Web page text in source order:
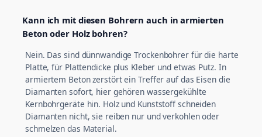
Kann ich mit diesen Bohrern auch in armierten
Beton oder Holz bohren?
Nein. Das sind dünnwandige Trockenbohrer für die harte
Platte, für Plattendicke plus Kleber und etwas Putz. In
armiertem Beton zerstört ein Treffer auf das Eisen die
Diamanten sofort, hier gehören wassergekühlte
Kernbohrgeräte hin. Holz und Kunststoff schneiden
Diamanten nicht, sie reiben nur und verkohlen oder
schmelzen das Material.